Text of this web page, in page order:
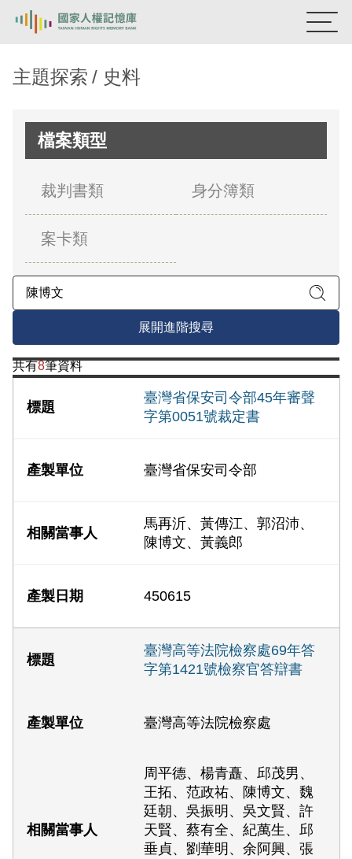
新生訓導處
關於我們
意見信箱
主題探索 史料
檔案類型
裁判書類 身分簿類
案卡類
展開進階搜尋
共有8筆資料
臺灣省保安司令部45年審聲
字第0051號裁定書
臺灣省保安司令部
馬再沂、黃傳江、郭沼沛、
陳博文、黃義郎
450615
臺灣高等法院檢察處69年答
字第1421號檢察官答辯書
臺灣高等法院檢察處
周平德、楊青矗、邱茂男、
王拓、范政祐、陳博文、魏
廷朝、吳振明、吳文賢、許
天賢、蔡有全、紀萬生、邱
垂貞、劉華明、余阿興、張